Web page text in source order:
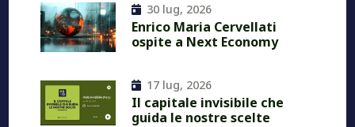
30 lug, 2026
Enrico Maria Cervellati
ospite a Next Economy
17 lug, 2026
Il capitale invisibile che
guida le nostre scelte